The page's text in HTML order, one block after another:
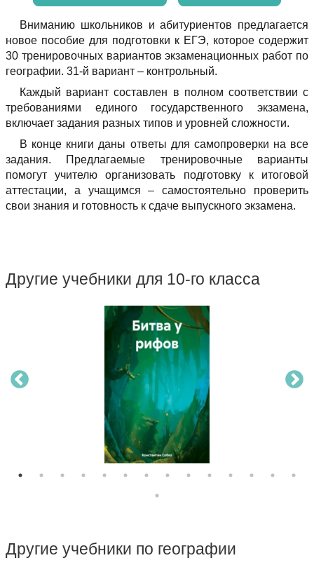
Вниманию школьников и абитуриентов предлагается
новое пособие для подготовки к ЕГЭ, которое содержит
30 тренировочных вариантов экзаменационных работ по
географии. 31-й вариант – контрольный.
Каждый вариант составлен в полном соответствии с
требованиями единого государственного экзамена,
включает задания разных типов и уровней сложности.
В конце книги даны ответы для самопроверки на все
задания. Предлагаемые тренировочные варианты
помогут учителю организовать подготовку к итоговой
аттестации, а учащимся – самостоятельно проверить
свои знания и готовность к сдаче выпускного экзамена.
Другие учебники для 10-го класса
Другие учебники по географии